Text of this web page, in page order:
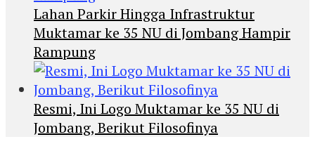
Lahan Parkir Hingga Infrastruktur
Muktamar ke 35 NU di Jombang Hampir
Rampung
Resmi, Ini Logo Muktamar ke 35 NU di
Jombang, Berikut Filosofinya